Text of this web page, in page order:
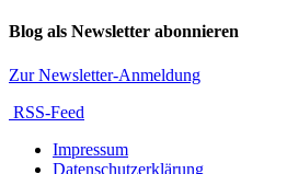
Blog als Newsletter abonnieren
Zur Newsletter-Anmeldung
RSS-Feed
Impressum
Datenschutzerklärung